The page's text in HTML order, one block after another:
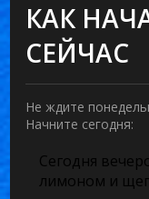
КАК
СЕЙЧАС
Не ждите
Начните сегодня:
Сегодня
лимоном и